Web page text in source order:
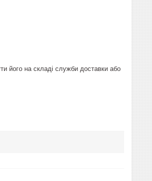
його на складі служби доставки або